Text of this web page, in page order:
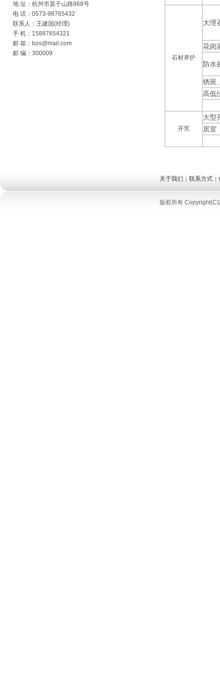
地 址：杭州市莫干山路868号
电 话：0573-98765432
联系人：王建国(经理)
手 机：15887654321
邮 箱：bos@mail.com
邮 编：300009
石材养护
大理
花岗
防水
锈斑
高低
开荒
大型
居室
关于我们 | 联系方式 |
版权所有